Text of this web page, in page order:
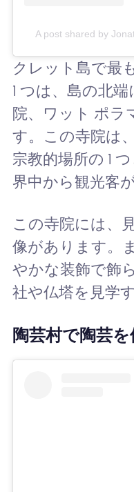
A post shared by
クレット島で最
1 つは、島の北
院、ワット ポラ
す。この寺院は
宗教的場所の 1
界中から観光客
この寺院には、
像があります。
やかな装飾で飾
社や仏塔を見学
陶芸村で陶芸